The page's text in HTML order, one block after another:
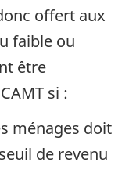
offert aux
faible ou
être
si :
ménages doit
de revenu